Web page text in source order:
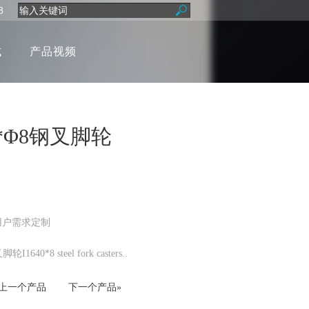
产品视频
钢叉脚轮
需求定制
轮I1640*8 steel fork casters..
一个产品 下一个产品»